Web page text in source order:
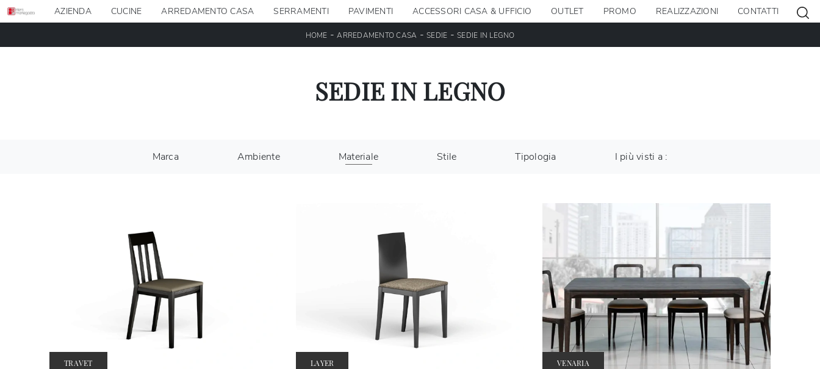
AZIENDA CUCINE ARREDAMENTO CASA SERRAMENTI PAVIMENTI ACCESSORI CASA & UFFICIO OUTLET PROMO REALIZZAZIONI CONTATTI
HOME -ARREDAMENTO CASA - SEDIE - SEDIE IN LEGNO
SEDIE IN LEGNO
Marca Ambiente Materiale Stile Tipologia I più visti a :
TRAVET LAYER VENARIA